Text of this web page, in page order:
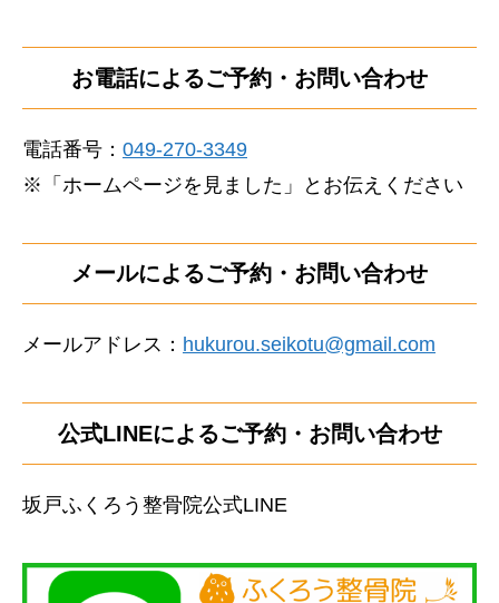
お電話によるご予約・お問い合わせ
電話番号： 049-270-3349
※「ホームページを見ました」とお伝えください
メールによるご予約・お問い合わせ
メールアドレス： hukurou.seikotu@gmail.com
公式LINEによるご予約・お問い合わせ
坂戸ふくろう整骨院公式LINE